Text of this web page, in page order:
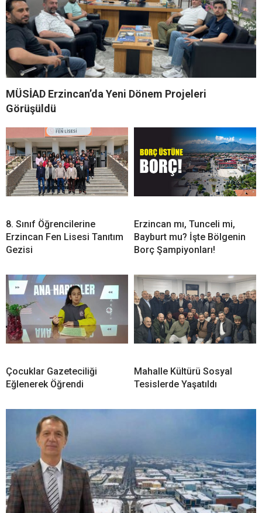
MÜSİAD Erzincan’da Yeni Dönem Projeleri
Görüşüldü
8. Sınıf Öğrencilerine
Erzincan Fen Lisesi Tanıtım
Gezisi
Erzincan mı, Tunceli mi,
Bayburt mu? İşte Bölgenin
Borç Şampiyonları!
Çocuklar Gazeteciliği
Eğlenerek Öğrendi
Mahalle Kültürü Sosyal
Tesislerde Yaşatıldı